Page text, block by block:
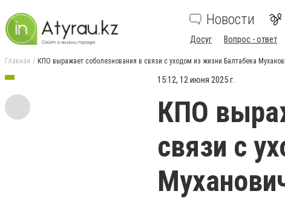
Новости
Досуг Вопрос - ответ
Главная КПО выражает соболезнования в связи с уходом из жизни Балтабека
15:12, 12 июня 2025 г.
КПО
связи с